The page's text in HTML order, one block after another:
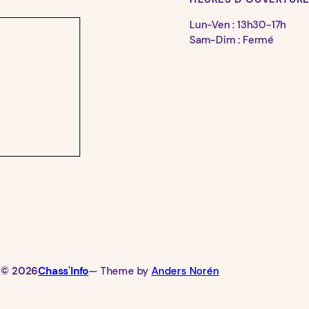
Lun-Ven : 13h30-17h
Sam-Dim : Fermé
© 2026Chass'Info— Theme byAnders Norén